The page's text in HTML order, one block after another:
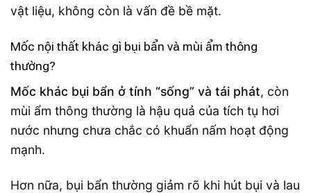
vật liệu, không còn là vấn đề bề mặt.
Mốc nội thất khác gì bụi bẩn và mùi ẩm thông
thường?
Mốc khác bụi bẩn ở tính “sống” và tái phát, còn
mùi ẩm thông thường là hậu quả của tích tụ hơi
nước nhưng chưa chắc có khuẩn nấm hoạt động
mạnh.
Hơn nữa, bụi bẩn thường giảm rõ khi hút bụi và lau